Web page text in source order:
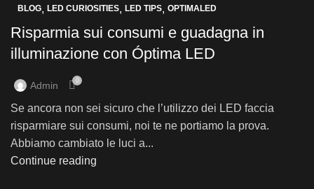
BLOG, LED CURIOSITIES, LED TIPS, OPTIMALED
Risparmia sui consumi e guadagna in
illuminazione con Óptima LED
Admin 0
Se ancora non sei sicuro che l’utilizzo dei LED faccia
risparmiare sui consumi, noi te ne portiamo la prova.
Abbiamo cambiato le luci a...
Continue reading